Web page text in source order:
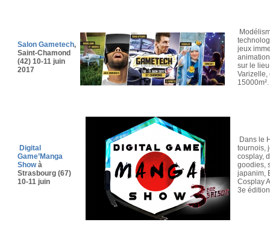
Salon Gametech,
Saint-Chamond
(42) 10-11 juin
2017
jeux
sur le
Varizelle,
15000m²
Digital
Game’Manga
Showà
Strasbourg (67)
10-11 juin
Dans le
tournois,
cosplay,
goodies,
japanim,
Cosplay
3e